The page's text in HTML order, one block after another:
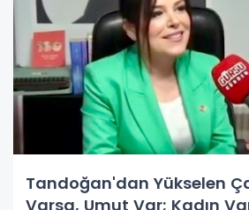
Tandoğan'dan Yükselen
Varsa, Umut Var; Kadın